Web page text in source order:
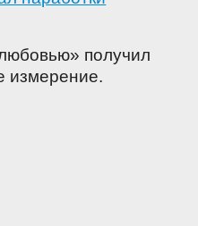
получил
измерение.